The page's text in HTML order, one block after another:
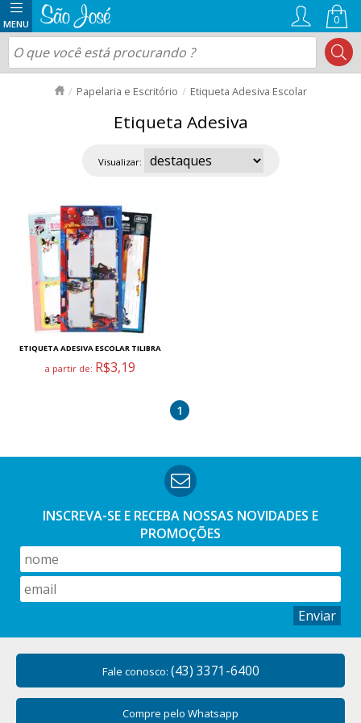
0
Papelaria e Escritório Etiqueta Adesiva Escolar
Etiqueta Adesiva
Visualizar:
ETIQUETA ADESIVA ESCOLAR TILIBRA
a partir de: R$3,19
1
INSCREVA-SE E RECEBA NOSSAS NOVIDADES E
PROMOÇÕES
Enviar
Fale conosco: (43) 3371-6400
Compre pelo Whatsapp